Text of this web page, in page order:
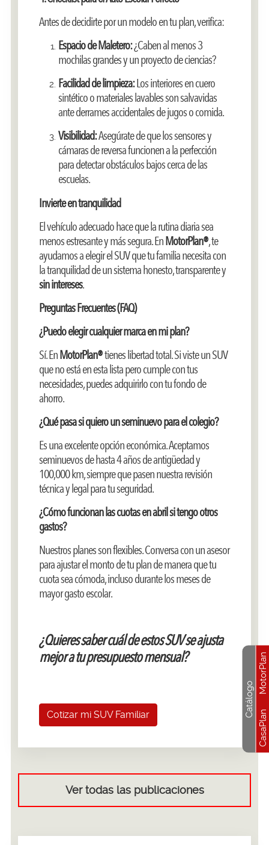
Antes de decidirte por un modelo en tu plan, verifica:
Espacio de Maletero:¿Caben al menos 3
mochilas grandes y un proyecto de ciencias?
Facilidad de limpieza:Los interiores en cuero
sintético o materiales lavables son salvavidas
ante derrames accidentales de jugos o comida.
Visibilidad:Asegúrate de que los sensores y
cámaras de reversa funcionen a la perfección
para detectar obstáculos bajos cerca de las
escuelas.
Invierte en tranquilidad
El vehículo adecuado hace que la rutina diaria sea
menos estresante y más segura. EnMotorPlan®, te
ayudamos a elegir el SUV que tu familia necesita con
la tranquilidad de un sistema honesto, transparente y
sin intereses.
Preguntas Frecuentes (FAQ)
¿Puedo elegir cualquier marca en mi plan?
Sí. EnMotorPlan®tienes libertad total. Si viste un SUV
que no está en esta lista pero cumple con tus
necesidades, puedes adquirirlo con tu fondo de
ahorro.
¿Qué pasa si quiero un seminuevo para el colegio?
Es una excelente opción económica. Aceptamos
seminuevos de hasta 4 años de antigüedad y
100,000 km, siempre que pasen nuestra revisión
técnica y legal para tu seguridad.
¿Cómo funcionan las cuotas en abril si tengo otros
gastos?
Nuestros planes son flexibles. Conversa con un asesor
para ajustar el monto de tu plan de manera que tu
cuota sea cómoda, incluso durante los meses de
mayor gasto escolar.
¿Quieres saber cuál de estos SUV se ajusta
mejor a tu presupuesto mensual?
Cotizar mi SUV Familiar
Ver todas las publicaciones
Catálogo
CasaPlan
MotorPlan